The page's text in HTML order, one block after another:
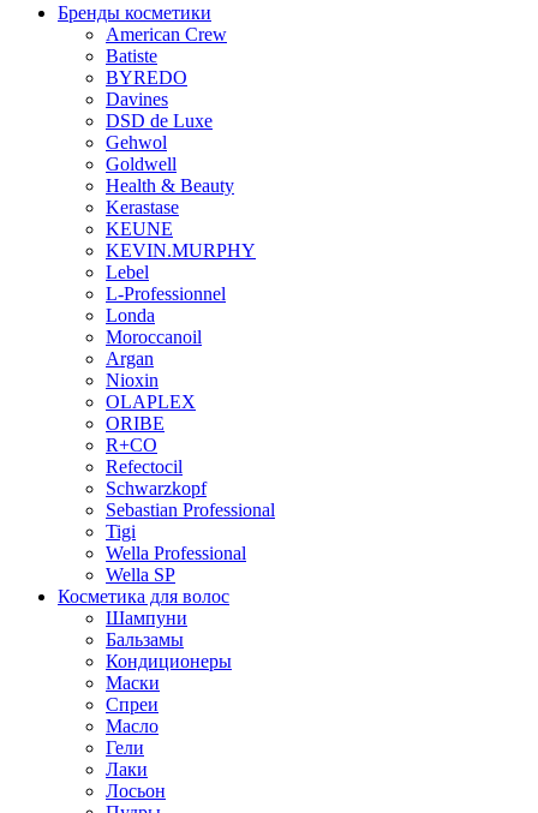
Бренды косметики
American Crew
Batiste
BYREDO
Davines
DSD de Luxe
Gehwol
Goldwell
Health & Beauty
Kerastase
KEUNE
KEVIN.MURPHY
Lebel
L-Professionnel
Londa
Moroccanoil
Argan
Niохin
OLAPLEX
ORIBE
R+CO
Refectocil
Schwarzkopf
Sebastian Professional
Tigi
Wella Professional
Wella SP
Косметика для волос
Шампуни
Бальзамы
Кондиционеры
Маски
Спреи
Масло
Гели
Лаки
Лосьон